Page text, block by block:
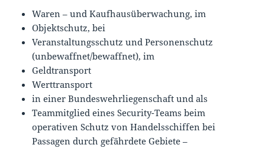
Waren – und Kaufhausüberwachung, im
Objektschutz, bei
Veranstaltungsschutz und Personenschutz
(unbewaffnet/bewaffnet), im
Geldtransport
Werttransport
in einer Bundeswehrliegenschaft und als
Teammitglied eines Security-Teams beim
operativen Schutz von Handelsschiffen bei
Passagen durch gefährdete Gebiete –